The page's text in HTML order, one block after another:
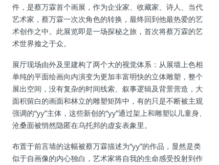
件，是蔡万霖首个画展，作为企业家、收藏家、诗人、当代
艺术家，蔡万霖一次次角色的转换，最终回到他最热爱的艺
术创作之中。此展览即是一场探秘之旅，首次将蔡万霖的艺
术世界飨之于众。
展厅现场由外及里建构了两个大的视觉体系：从展墙上色相
单纯的平面绘画向内演变为更加丰富明快的立体雕塑，整个
展出空间，没有复杂的时间线索、叙事逻辑及背景营造，大
面积留白的画面和林立的雕塑矩阵中，有的只是不断被主观
强调的“yy”主体，这些新创的“yy”通过架上和雕塑以儿童身、
沧桑面被悄然隐匿在乌托邦的虚妄表象里。
布置于前言墙的这幅被蔡万霖描述为“yy”的作品，显然是类
似于自画像的内心独白，艺术家将自我的生命感受投射到作